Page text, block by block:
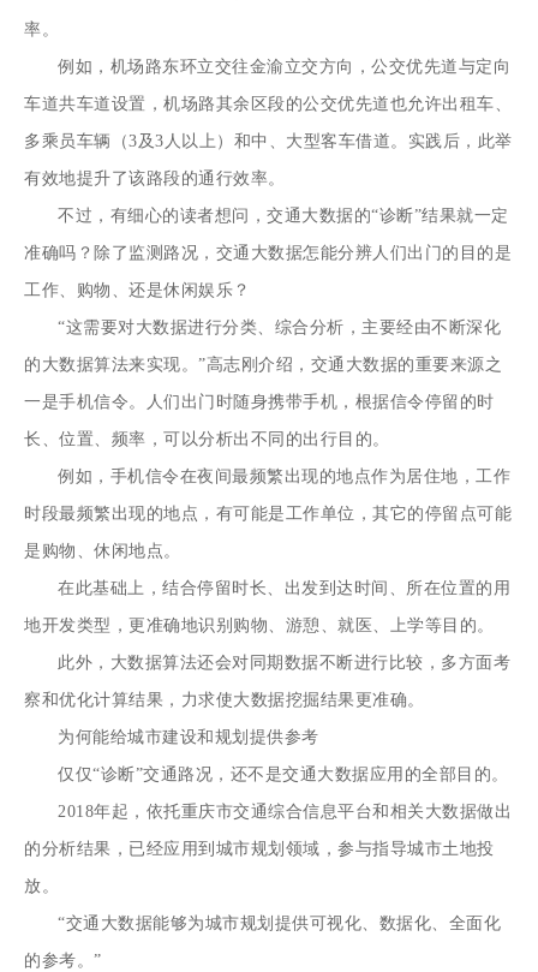
率。
例如，机场路东环立交往金渝立交方向，公交优先道与定向
车道共车道设置，机场路其余区段的公交优先道也允许出租车、
多乘员车辆（3及3人以上）和中、大型客车借道。实践后，此举
有效地提升了该路段的通行效率。
不过，有细心的读者想问，交通大数据的“诊断”结果就一定
准确吗？除了监测路况，交通大数据怎能分辨人们出门的目的是
工作、购物、还是休闲娱乐？
“这需要对大数据进行分类、综合分析，主要经由不断深化
的大数据算法来实现。”高志刚介绍，交通大数据的重要来源之
一是手机信令。人们出门时随身携带手机，根据信令停留的时
长、位置、频率，可以分析出不同的出行目的。
例如，手机信令在夜间最频繁出现的地点作为居住地，工作
时段最频繁出现的地点，有可能是工作单位，其它的停留点可能
是购物、休闲地点。
在此基础上，结合停留时长、出发到达时间、所在位置的用
地开发类型，更准确地识别购物、游憩、就医、上学等目的。
此外，大数据算法还会对同期数据不断进行比较，多方面考
察和优化计算结果，力求使大数据挖掘结果更准确。
为何能给城市建设和规划提供参考
仅仅“诊断”交通路况，还不是交通大数据应用的全部目的。
2018年起，依托重庆市交通综合信息平台和相关大数据做出
的分析结果，已经应用到城市规划领域，参与指导城市土地投
放。
“交通大数据能够为城市规划提供可视化、数据化、全面化
的参考。”